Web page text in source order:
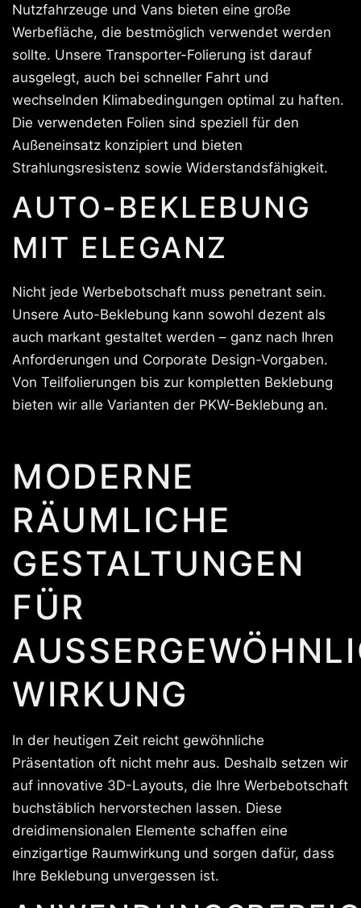
Nutzfahrzeuge und Vans bieten eine große
Werbefläche, die bestmöglich verwendet werden
sollte. Unsere Transporter-Folierung ist darauf
ausgelegt, auch bei schneller Fahrt und
wechselnden Klimabedingungen optimal zu haften.
Die verwendeten Folien sind speziell für den
Außeneinsatz konzipiert und bieten
Strahlungsresistenz sowie Widerstandsfähigkeit.
AUTO-BEKLEBUNG
MIT ELEGANZ
Nicht jede Werbebotschaft muss penetrant sein.
Unsere Auto-Beklebung kann sowohl dezent als
auch markant gestaltet werden – ganz nach Ihren
Anforderungen und Corporate Design-Vorgaben.
Von Teilfolierungen bis zur kompletten Beklebung
bieten wir alle Varianten der PKW-Beklebung an.
MODERNE
RÄUMLICHE
GESTALTUNGEN
FÜR
IRKUNG
In der heutigen Zeit reicht gewöhnliche
Präsentation oft nicht mehr aus. Deshalb setzen wir
auf innovative 3D-Layouts, die Ihre Werbebotschaft
buchstäblich hervorstechen lassen. Diese
dreidimensionalen Elemente schaffen eine
einzigartige Raumwirkung und sorgen dafür, dass
Ihre Beklebung unvergessen ist.